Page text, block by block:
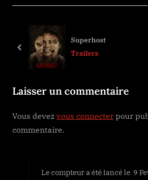
l’article
v
u
o
t
:
t
Superhost
Trailers
prev
Laisser un commentaire
Vous devez vous connecter pour
commentaire.
Le compteur a été lancé le 9